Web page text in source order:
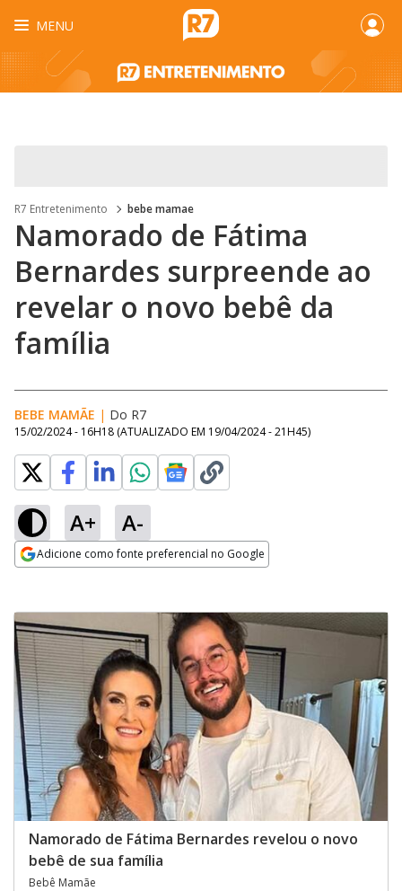
MENU
R7 Entretenimento bebe mamae
Namorado de Fátima
Bernardes surpreende ao
revelar o novo bebê da
família
BEBE MAMÃE | Do R7
15/02/2024 - 16H18 (ATUALIZADO EM 19/04/2024 - 21H45)
A+ A-
Adicione como fonte preferencial no Google
Namorado de Fátima Bernardes revelou o novo
bebê de sua família
Bebê Mamãe